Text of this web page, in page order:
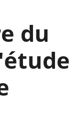
du